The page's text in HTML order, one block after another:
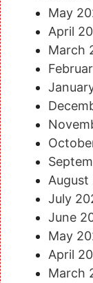
May
April
March
August
July
June
May
April
March